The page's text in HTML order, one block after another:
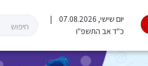
יום שישי, 07.08.2026
כ"ד אב התשפ"ו